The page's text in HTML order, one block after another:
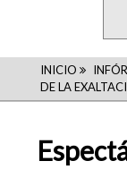
INICIO
DE LA